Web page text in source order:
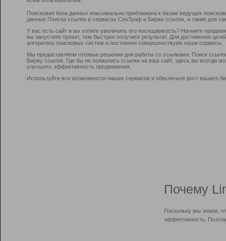
Поисковая база данных максимально приближена к базам ведущих
данные Поиска ссылок в сервисах СеоТраф и Бирже ссылок, а также для
У вас есть сайт и вы хотите увеличить его посещаемость? Начните
вы запустите проект, тем быстрее получите результат. Для достижения
алгоритмы поисковых систем и постоянно совершенствуем наши сервисы.
Мы предоставляем готовые решения для работы со ссылками: Поиск
Биржу ссылок. Где бы не появились ссылки на ваш сайт, здесь вы всегда
улучшить эффективность продвижения.
Используйте все возможности наших сервисов и обеспечьте рост вашего
Почему
Поскольку мы знаем,
эффективность.